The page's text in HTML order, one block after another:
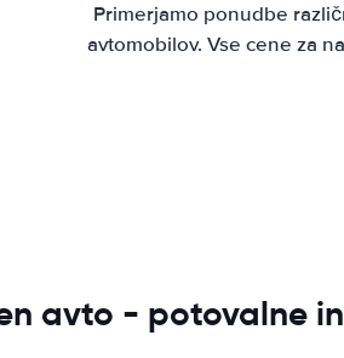
Primerjamo ponudbe
avtomobilov. Vse cene za
avto - potovalne